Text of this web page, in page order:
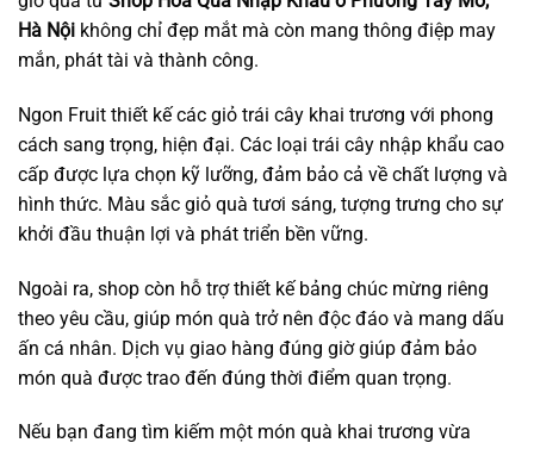
Hà Nội không chỉ đẹp mắt mà còn mang thông điệp may
mắn, phát tài và thành công.
Ngon Fruit thiết kế các giỏ trái cây khai trương với phong
cách sang trọng, hiện đại. Các loại trái cây nhập khẩu cao
cấp được lựa chọn kỹ lưỡng, đảm bảo cả về chất lượng và
hình thức. Màu sắc giỏ quà tươi sáng, tượng trưng cho sự
khởi đầu thuận lợi và phát triển bền vững.
Ngoài ra, shop còn hỗ trợ thiết kế bảng chúc mừng riêng
theo yêu cầu, giúp món quà trở nên độc đáo và mang dấu
ấn cá nhân. Dịch vụ giao hàng đúng giờ giúp đảm bảo
món quà được trao đến đúng thời điểm quan trọng.
Nếu bạn đang tìm kiếm một món quà khai trương vừa